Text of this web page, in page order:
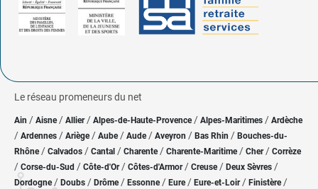
Le réseau promeneurs du net
Ain / Aisne/ Allier/ Alpes-de-Haute-Provence / Alpes-Maritimes / Ardèche
/ Ardennes / Ariège/ Aube/ Aude / Aveyron / Bas Rhin / Bouches-du-
Rhône/ Calvados / Cantal / Charente / Charente-Maritime/ Cher / Corrèze
/ Corse-du-Sud / Côte-d'Or / Côtes-d'Armor/ Creuse/ Deux Sèvres /
Dordogne/ Doubs / Drôme/ Essonne / Eure/ Eure-et-Loir / Finistère/